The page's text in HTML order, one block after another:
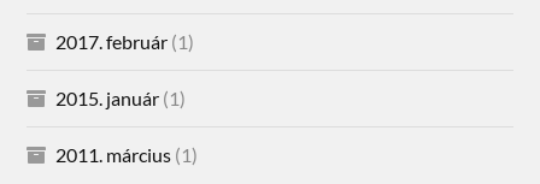
2017. február (1)
2015. január (1)
2011. március (1)